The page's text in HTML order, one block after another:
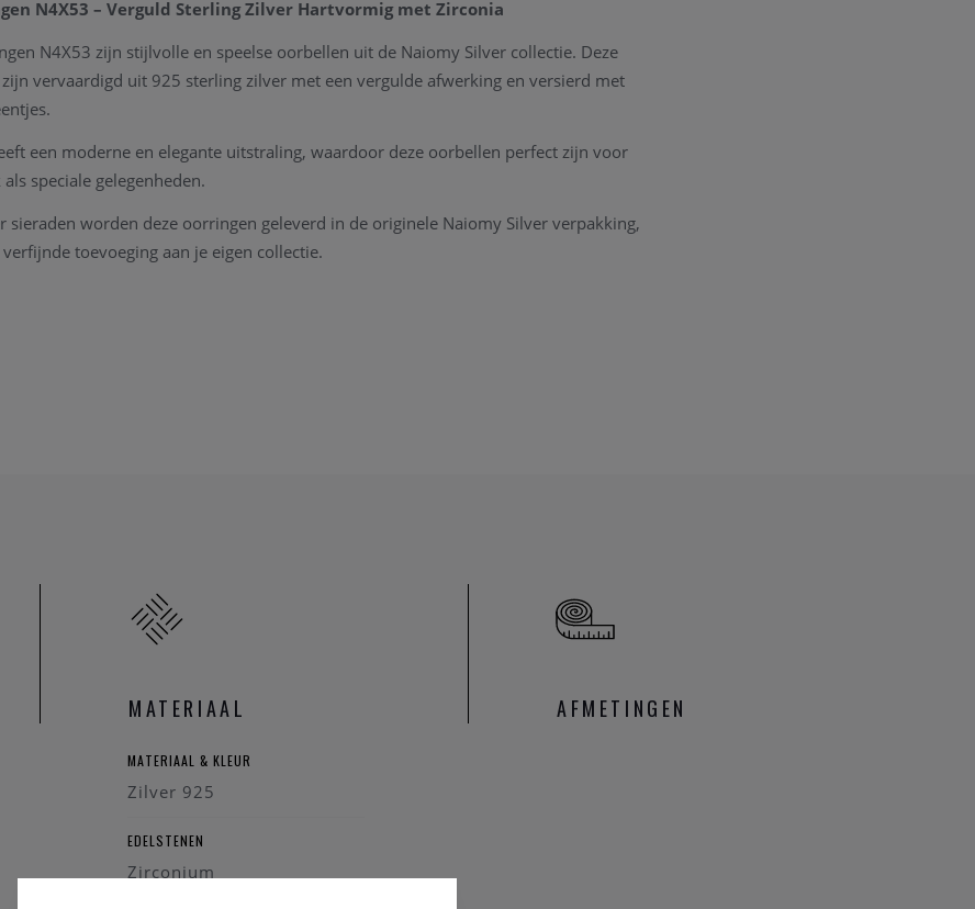
N4X53 – Verguld Sterling Zilver Hartvormig met Zirconia
N4X53 zijn stijlvolle en speelse oorbellen uit de Naiomy Silver collectie. Deze
vervaardigd uit 925 sterling zilver met een vergulde afwerking en versierd met
een moderne en elegante uitstraling, waardoor deze oorbellen perfect zijn voor
speciale gelegenheden.
sieraden worden deze oorringen geleverd in de originele Naiomy Silver verpakking,
toevoeging aan je eigen collectie.
MATERIAAL
MATERIAAL & KLEUR
Zilver 925
EDELSTENEN
Zirconium
AFMETINGEN